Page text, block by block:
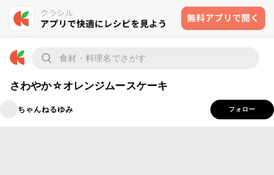
さわやか☆オレンジムースケーキ
ちゃんねるゆみ フォロー